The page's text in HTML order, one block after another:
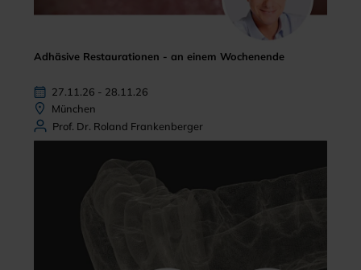
Adhäsive Restaurationen - an einem Wochenende
27.11.26 - 28.11.26
München
Prof. Dr. Roland Frankenberger